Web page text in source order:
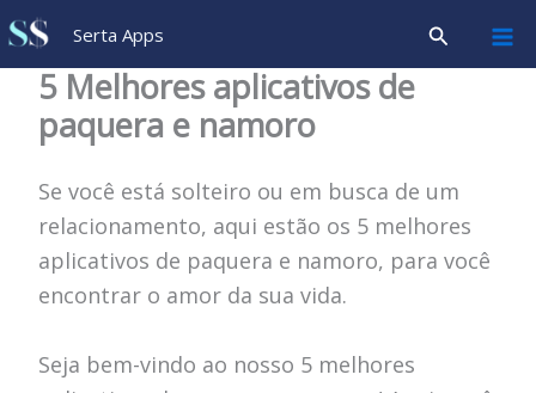
Ir
para
conteúdo
Serta Apps Pesquisar
5 Melhores aplicativos de
paquera e namoro
Se você está solteiro ou em busca de um
relacionamento, aqui estão os 5 melhores
aplicativos de paquera e namoro, para você
encontrar o amor da sua vida.
Seja bem-vindo ao nosso 5 melhores